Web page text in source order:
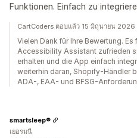
Funktionen. Einfach zu
CartCoders ตอบแล้ว 15 มิถุนายน 2026
Vielen Dank für Ihre Bewertung.
Accessibility Assistant zufrieden
erhalten und die App einfach
weiterhin daran, Shopify-Händler
ADA-, EAA- und BFSG-
smartsleep®
เยอรมนี